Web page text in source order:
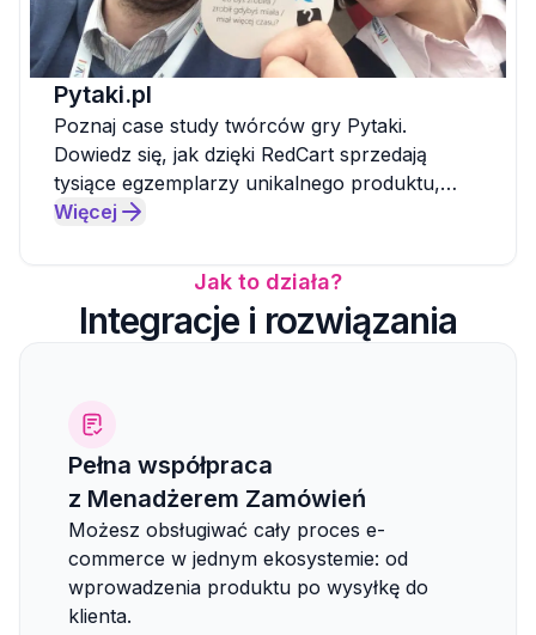
Pytaki.pl
Poznaj case study twórców gry Pytaki.
Dowiedz się, jak dzięki RedCart sprzedają
tysiące egzemplarzy unikalnego produktu,
zdobywając prestiżowe nagrody.
Więcej
Jak to działa?
Integracje i rozwiązania
Pełna współpraca
z Menadżerem Zamówień
Możesz obsługiwać cały proces e-
commerce w jednym ekosystemie: od
wprowadzenia produktu po wysyłkę do
klienta.